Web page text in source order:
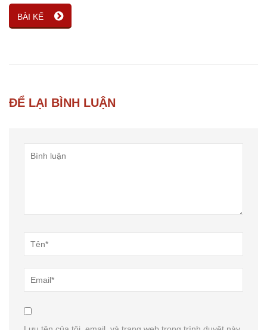
BÀI KẾ
ĐỂ LẠI BÌNH LUẬN